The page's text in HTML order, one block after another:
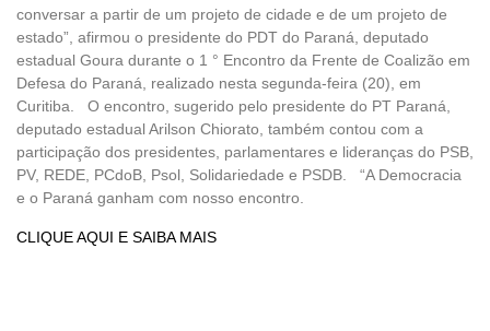
conversar a partir de um projeto de cidade e de um projeto de
estado”, afirmou o presidente do PDT do Paraná, deputado
estadual Goura durante o 1 ° Encontro da Frente de Coalizão em
Defesa do Paraná, realizado nesta segunda-feira (20), em
Curitiba. O encontro, sugerido pelo presidente do PT Paraná,
deputado estadual Arilson Chiorato, também contou com a
participação dos presidentes, parlamentares e lideranças do PSB,
PV, REDE, PCdoB, Psol, Solidariedade e PSDB. “A Democracia
e o Paraná ganham com nosso encontro.
CLIQUE AQUI E SAIBA MAIS